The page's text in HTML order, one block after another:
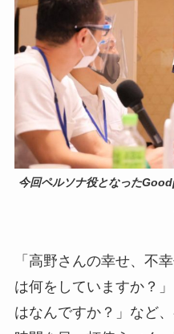
今回ペルソナ役となった
「高野さんの幸せ、不
は何をしていますか？
はなんですか？」など